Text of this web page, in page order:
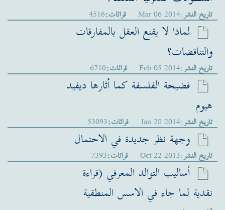
تاريخ النشر:Mar 06 2014 قرائات:4516
لماذا لا يقنع العقل بالمفارقات
والتناقضات؟
تاريخ النشر:Feb 05 2014 قرائات:6710
فضيحة الفلسفة كما أثارها ديفيد
هيوم
تاريخ النشر:Jan 28 2014 قرائات:53093
وجهة نظر جديدة في الاحتمال
تاريخ النشر:Oct 22 2013 قرائات:7393
أساليب التوالد المعرفي (قراءة
نقدية لما جاء في الاسس المنطقية